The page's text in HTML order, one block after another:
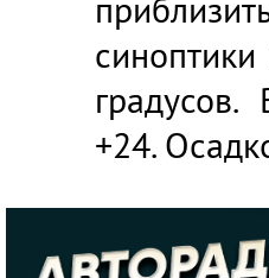
+24.